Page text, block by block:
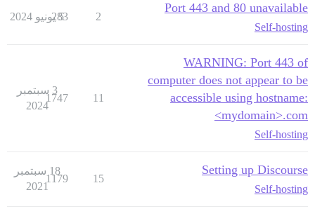
Port 443 and 80 unavailable
Self-hosting
2
283
5 يونيو 2024
WARNING: Port 443 of
computer does not appear to be
accessible using hostname:
<mydomain>.com
Self-hosting
11
1747
3 سبتمبر
2024
Setting up Discourse
Self-hosting
15
1179
18 سبتمبر
2021